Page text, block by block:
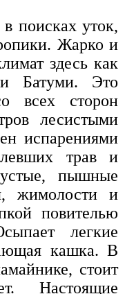
поисках уток,
Жарко и
здесь как
Батуми. Это
всех сторон
лесистыми
испарениями
трав и
пышные
жимолости и
повителью
легкие
кашка. В
стоит
Настоящие